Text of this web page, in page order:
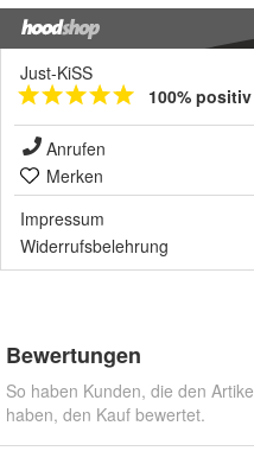
Just-KiSS
100% positiv
Anrufen
Merken
Impressum
Widerrufsbelehrung
Bewertungen
So haben Kunden, die den
haben, den Kauf bewertet.